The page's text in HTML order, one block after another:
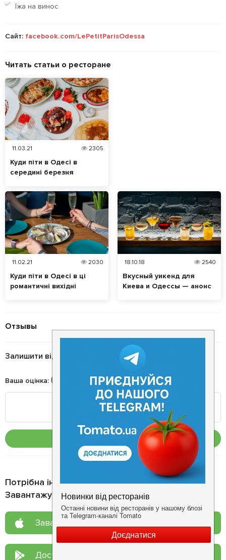
Їжа на винос
Сайт: facebook.com/LePetitParisOdessa
Читать статьи о ресторане
11.03.21 2305
Куди піти в Одесі в
середині березня
11.02.21 2030
Куди піти в Одесі в ці
романтичні вихідні
18.10.18 2540
Вкусный уикенд для
Киева и Одессы — анонс
Отзывы
Залишити відгук
Ваша оцінка:
Потрібна інформація про заклад?
Завантажуйте додаток!
Завантажте у
Доступно у